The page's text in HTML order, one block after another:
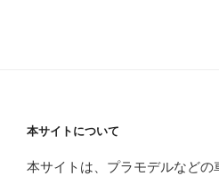
本サイトについて
本サイトは、プラモデルなどの